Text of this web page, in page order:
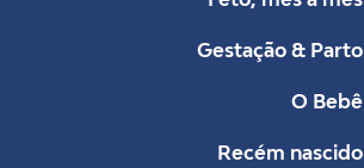
Gestação & Parto
O Bebê
Recém nascido